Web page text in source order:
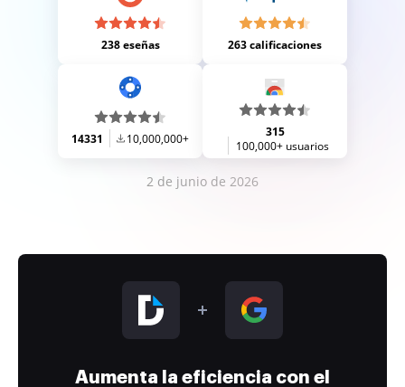
238 eseñas 263 calificaciones
14331 10,000,000+
315
100,000+ usuarios
2 de junio de 2026
Aumenta la eficiencia con el